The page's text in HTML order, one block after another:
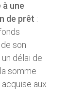
à une
de prêt :
son
délai de
somme
aux